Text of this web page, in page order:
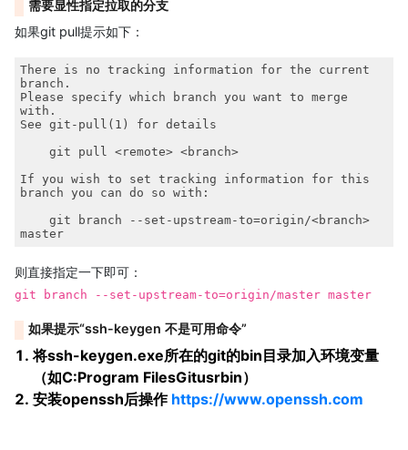
需要显性指定拉取的分支
如果git pull提示如下：
There is no tracking information for the current
branch.
Please specify which branch you want to merge
with.
See git-pull(1) for details
    git pull <remote> <branch>
If you wish to set tracking information for this
branch you can do so with:
    git branch --set-upstream-to=origin/<branch>
master
则直接指定一下即可：
git branch --set-upstream-to=origin/master master
如果提示“ssh-keygen 不是可用命令”
将ssh-keygen.exe所在的git的bin目录加入环境变量
（如C:Program FilesGitusrbin）
安装openssh后操作 https://www.openssh.com